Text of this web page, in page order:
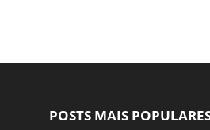
POSTS MAIS